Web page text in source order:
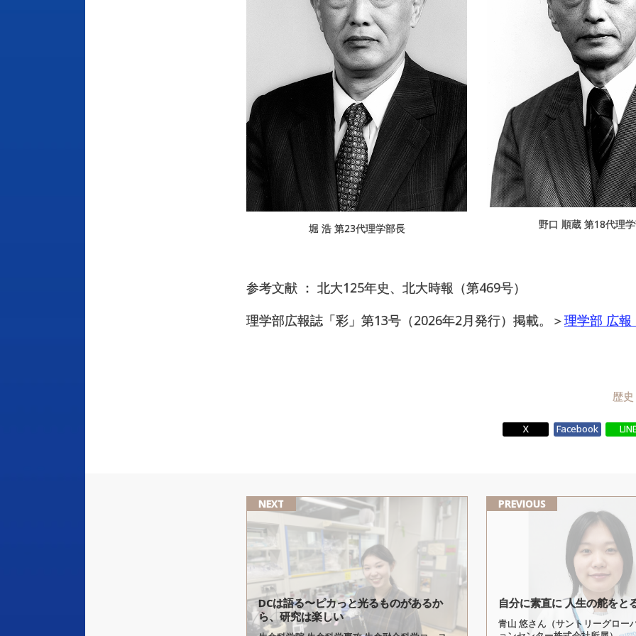
堀 浩 第23代理学部長 野口 順蔵 第18代理
参考文献 ： 北大125年史、北大時報（第469号）
理学部広報誌「彩」第13号（2026年2月発行）掲載。＞理学部 広報
歴史
X Facebook
NEXT
DCは語る〜ピカっと光るものがあるか
ら、研究は楽しい
PREVIOUS
自分に素直に 人生の舵をと
青山 悠さん（サントリーグロー